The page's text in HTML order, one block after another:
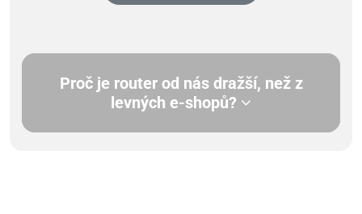
Proč je router od nás dražší, než z
levných e-shopů?